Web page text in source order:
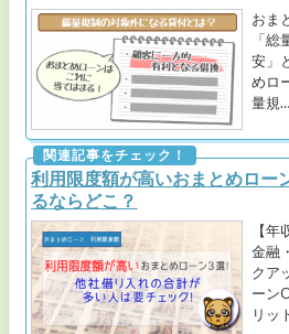
おま
「
安」
めロ
量規…
利用限度額が高いおまとめロー
るならどこ？
【
金融
クア
ーン
リッ